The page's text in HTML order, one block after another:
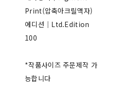
Print(압축아크릴액자)
에디션｜Ltd.Edition
100
*작품사이즈 주문제작 가
능합니다